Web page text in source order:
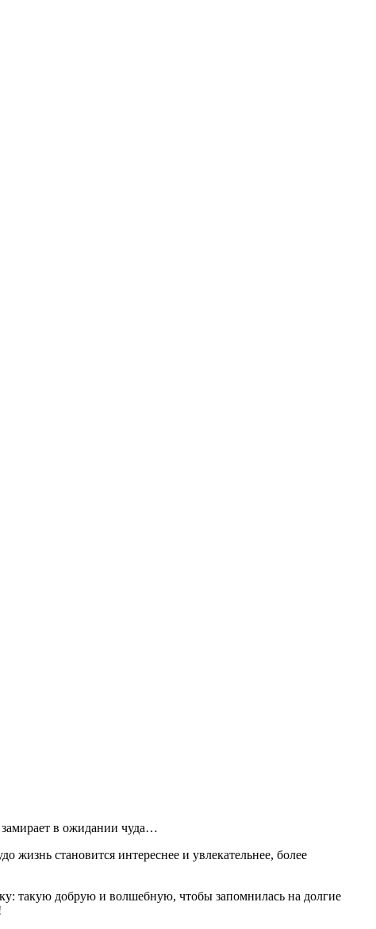
в ожидании чуда…
становится интереснее и увлекательнее, более
такую добрую и волшебную, чтобы запомнилась на долгие